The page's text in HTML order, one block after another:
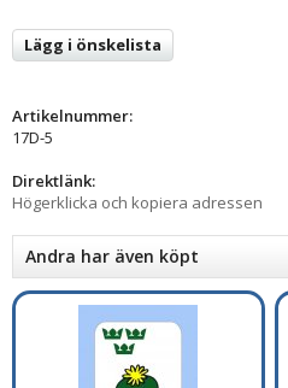
Lägg i önskelista
Artikelnummer:
17D-5
Direktlänk:
Högerklicka och kopiera adressen
Andra har även köpt